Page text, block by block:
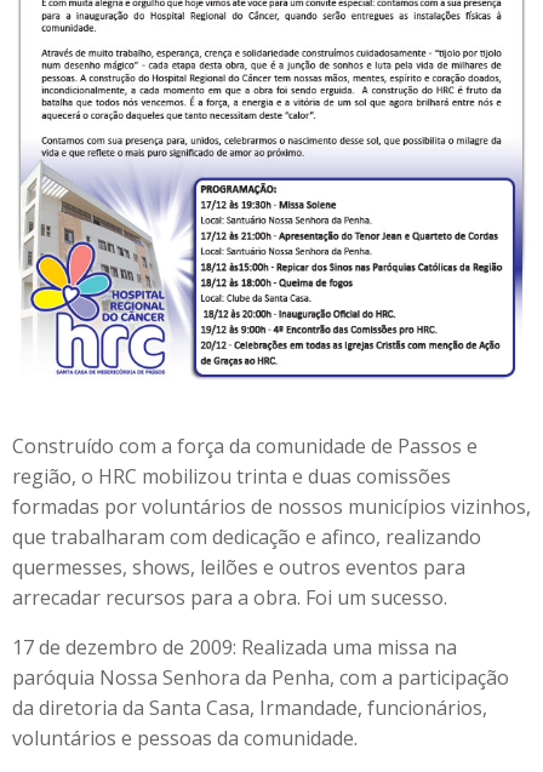
Construído com a força da comunidade de Passos e
região, o HRC mobilizou trinta e duas comissões
formadas por voluntários de nossos municípios vizinhos,
que trabalharam com dedicação e afinco, realizando
quermesses, shows, leilões e outros eventos para
arrecadar recursos para a obra. Foi um sucesso.
17 de dezembro de 2009: Realizada uma missa na
paróquia Nossa Senhora da Penha, com a participação
da diretoria da Santa Casa, Irmandade, funcionários,
voluntários e pessoas da comunidade.